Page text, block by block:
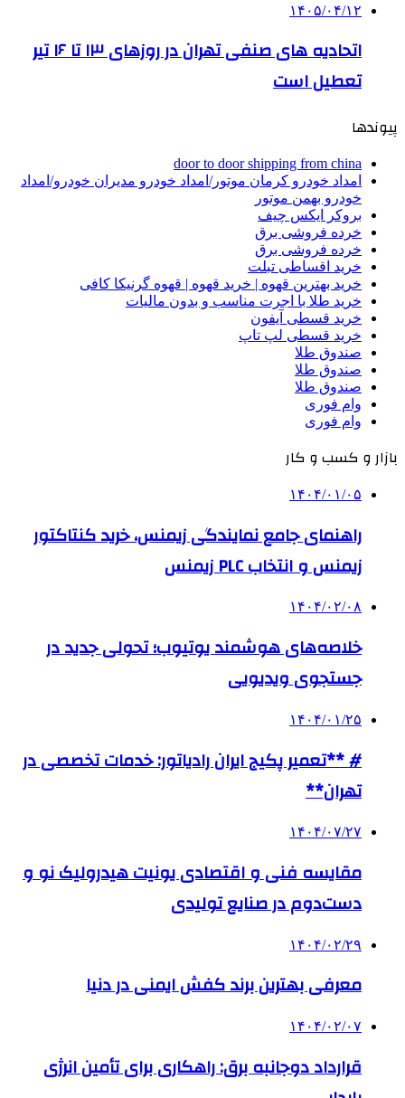
۱۴۰۵/۰۴/۱۲
اتحادیه های صنفی تهران در روزهای ۱۳ تا ۱۶ تیر
تعطیل است
پیوندها
door to door shipping from china
امداد خودرو کرمان موتور/امداد خودرو مدیران خودرو/امداد
خودرو بهمن موتور
بروکر ایکس چیف
خرده فروشی برق
خرده فروشی برق
خرید اقساطی تبلت
خرید بهترین قهوه | خرید قهوه | قهوه گرنیکا کافی
خرید طلا با اجرت مناسب و بدون مالیات
خرید قسطی آیفون
خرید قسطی لپ تاپ
صندوق طلا
صندوق طلا
صندوق طلا
وام فوری
وام فوری
بازار و کسب و کار
۱۴۰۴/۰۱/۰۵
راهنمای جامع نمایندگی زیمنس، خرید کنتاکتور
زیمنس و انتخاب PLC زیمنس
۱۴۰۴/۰۲/۰۸
خلاصه‌های هوشمند یوتیوب؛ تحولی جدید در
جستجوی ویدیویی
۱۴۰۴/۰۱/۲۵
# **تعمیر پکیج ایران رادیاتور: خدمات تخصصی در
تهران**
۱۴۰۴/۰۷/۲۷
مقایسه فنی و اقتصادی یونیت هیدرولیک نو و
دست‌دوم در صنایع تولیدی
۱۴۰۴/۰۲/۲۹
معرفی بهترین برند کفش ایمنی در دنیا
۱۴۰۴/۰۲/۰۷
قرارداد دوجانبه برق: راهکاری برای تأمین انرژی